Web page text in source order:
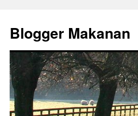
content
Blogger Makanan